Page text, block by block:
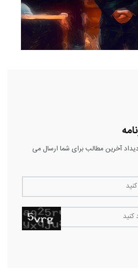
آخرین مطالب برای شما ارسال می
کنید